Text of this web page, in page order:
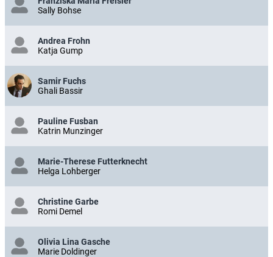
Sally Bohse
Andrea Frohn
Katja Gump
Samir Fuchs
Ghali Bassir
Pauline Fusban
Katrin Munzinger
Marie-Therese Futterknecht
Helga Lohberger
Christine Garbe
Romi Demel
Olivia Lina Gasche
Marie Doldinger